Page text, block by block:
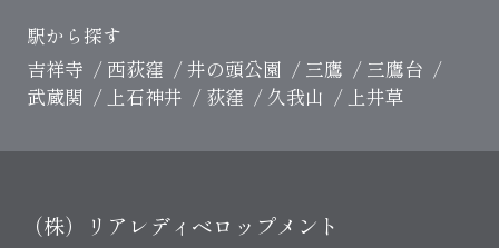
駅から探す
吉祥寺
西荻窪 井の頭公園 三鷹
三鷹台
武蔵関
上石神井 荻窪 久我山 上井草
（株）リアレディベロップメント